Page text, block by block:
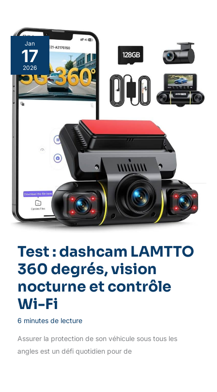
Jan
17
2026
Test : dashcam LAMTTO
360 degrés, vision
nocturne et contrôle
Wi-Fi
6 minutes de lecture
Assurer la protection de son véhicule sous tous les
angles est un défi quotidien pour de